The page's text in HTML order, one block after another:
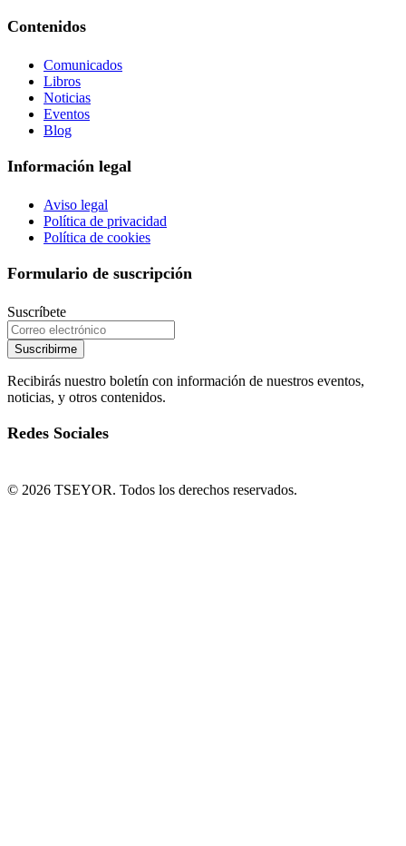
Contenidos
Comunicados
Libros
Noticias
Eventos
Blog
Información legal
Aviso legal
Política de privacidad
Política de cookies
Formulario de suscripción
Suscríbete
Suscribirme
Recibirás nuestro boletín con información de nuestros eventos,
noticias, y otros contenidos.
Redes Sociales
© 2026 TSEYOR. Todos los derechos reservados.